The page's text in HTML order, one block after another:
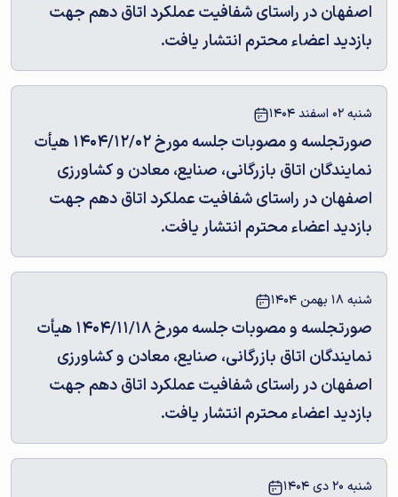
اصفهان در راستای شفافیت عملکرد اتاق دهم جهت
بازدید اعضاء محترم انتشار یافت.
شنبه 02 اسفند 1404
صورتجلسه و مصوبات جلسه مورخ 1404/12/02 هیأت
نمایندگان اتاق بازرگانی، صنایع، معادن و کشاورزی
اصفهان در راستای شفافیت عملکرد اتاق دهم جهت
بازدید اعضاء محترم انتشار یافت.
شنبه 18 بهمن 1404
صورتجلسه و مصوبات جلسه مورخ 1404/11/18 هیأت
نمایندگان اتاق بازرگانی، صنایع، معادن و کشاورزی
اصفهان در راستای شفافیت عملکرد اتاق دهم جهت
بازدید اعضاء محترم انتشار یافت.
شنبه 20 دی 1404